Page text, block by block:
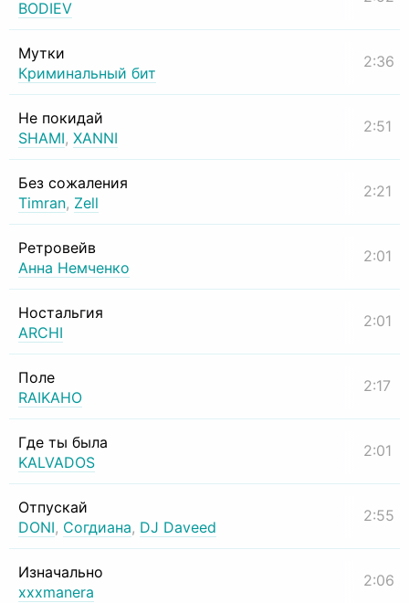
BODIEV
Мутки
Криминальный бит
2:36
Не покидай
SHAMI, XANNI
2:51
Без сожаления
Timran, Zell
2:21
Ретровейв
Анна Немченко
2:01
Ностальгия
ARCHI
2:01
Поле
RAIKAHO
2:17
Где ты была
KALVADOS
2:01
Отпускай
DONI, Согдиана, DJ Daveed
2:55
Изначально
xxxmanera
2:06